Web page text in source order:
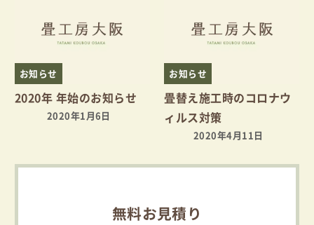
お知らせ
2020年 年始のお知らせ
2020年1月6日
お知らせ
畳替え施工時のコロナウ
ィルス対策
2020年4月11日
無料お見積り